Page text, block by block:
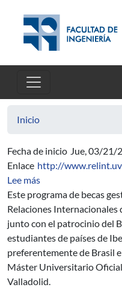
Inicio
Fecha de inicio Jue, 03/21/
Enlace http://
Lee mássobre Programa de
Este programa de becas
Relaciones
junto con el patrocinio del
estudiantes de países de
preferentemente de Brasil
Máster Universitario
Valladolid.